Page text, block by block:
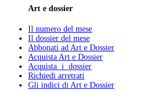
Art e dossier
Il numero del mese
Il dossier del mese
Abbonati ad Art e Dossier
Acquista Art e Dossier
Acquista i dossier
Richiedi arretrati
Gli indici di Art e Dossier